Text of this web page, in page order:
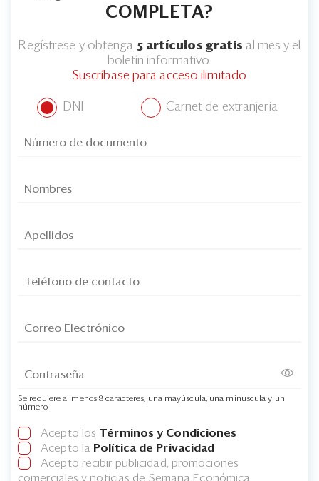
COMPLETA?
Regístrese y obtenga 5 artículos gratis al mes y el
boletín informativo.
Suscríbase para acceso ilimitado
DNI Carnet de extranjería
Se requiere al menos 8 caracteres, una mayúscula, una minúscula y un
número
Acepto los Términos y Condiciones
Acepto la Política de Privacidad
Acepto recibir publicidad, promociones
comerciales y noticias de Semana Económica